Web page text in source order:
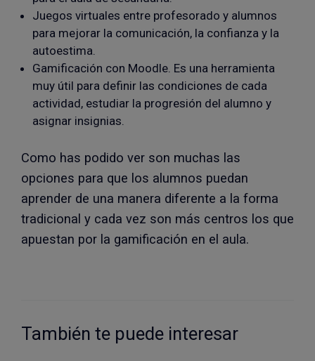
Juegos virtuales entre profesorado y alumnos
para mejorar la comunicación, la confianza y la
autoestima.
Gamificación con Moodle. Es una herramienta
muy útil para definir las condiciones de cada
actividad, estudiar la progresión del alumno y
asignar insignias.
Como has podido ver son muchas las
opciones para que los alumnos puedan
aprender de una manera diferente a la forma
tradicional y cada vez son más centros los que
apuestan por la gamificación en el aula.
También te puede interesar